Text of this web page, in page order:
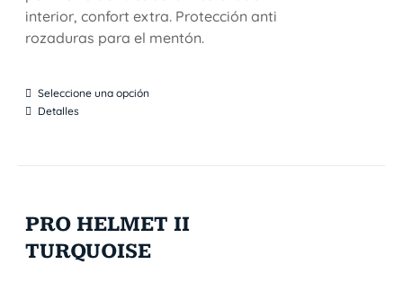
interior, confort extra. Protección anti
rozaduras para el mentón.
Seleccione una opción
Detalles
PRO HELMET II
TURQUOISE